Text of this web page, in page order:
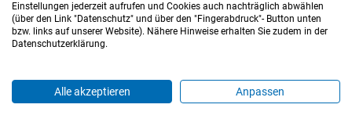
Impressum Datenschutz Barrierefreiheitserklärung
Hinweisgeberkanal Blog Mitarbeiter*innen
Einstellungen jederzeit aufrufen und Cookies auch nachträglich abwählen
(über den Link "Datenschutz" und über den "Fingerabdruck"- Button unten
bzw. links auf unserer Website). Nähere Hinweise erhalten Sie zudem in der
Datenschutzerklärung.
Alle akzeptieren Anpassen